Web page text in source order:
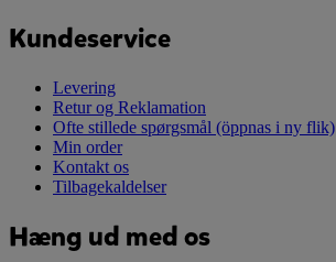
Kundeservice
Levering
Retur og Reklamation
Ofte stillede spørgsmål (öppnas i ny flik)
Min order
Kontakt os
Tilbagekaldelser
Hæng ud med os